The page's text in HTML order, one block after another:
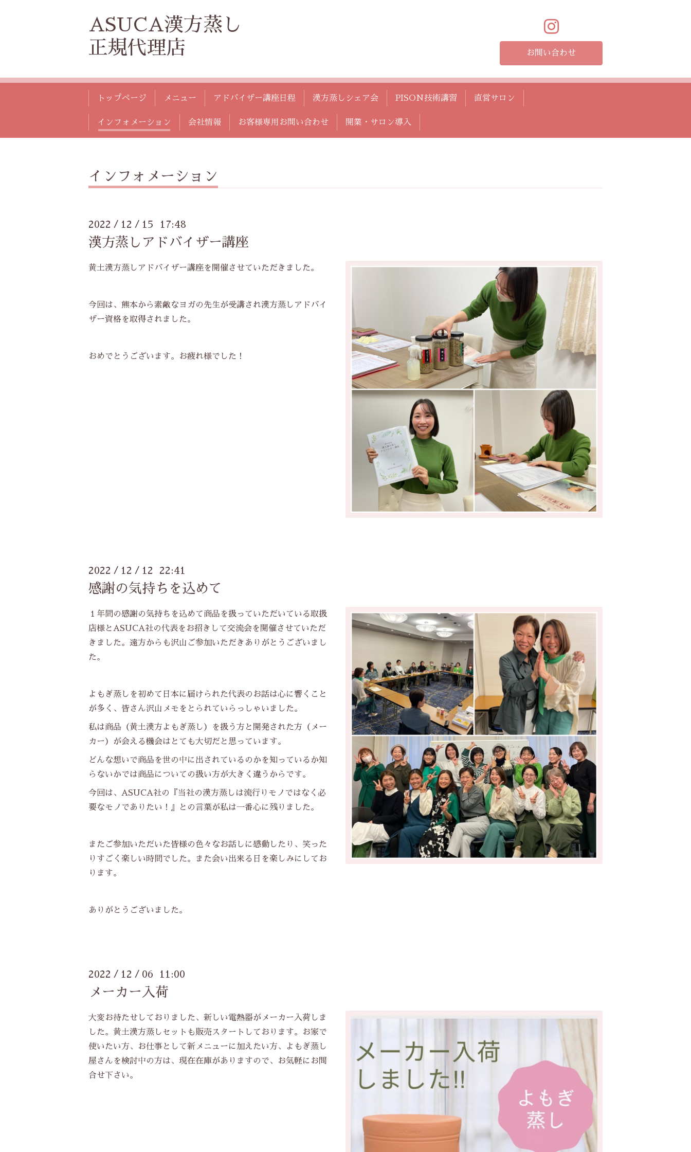
ASUCA漢方蒸し
正規代理店
お問い合わせ
トップページ メニュー アドバイザー講座日程 漢方蒸しシェア会 PISON技術講習 直営サロン
インフォメーション 会社情報 お客様専用お問い合わせ 開業・サロン導入
インフォメーション
2022 / 12 / 15 17:48
漢方蒸しアドバイザー講座
黄土漢方蒸しアドバイザー講座を開催させていただきました。
今回は、熊本から素敵なヨガの先生が受講され漢方蒸しアドバイ
ザー資格を取得されました。
おめでとうございます。お疲れ様でした！
2022 / 12 / 12 22:41
感謝の気持ちを込めて
１年間の感謝の気持ちを込めて商品を扱っていただいている取扱
店様とASUCA社の代表をお招きして交流会を開催させていただ
きました。遠方からも沢山ご参加いただきありがとうございまし
た。
よもぎ蒸しを初めて日本に届けられた代表のお話は心に響くこと
が多く、皆さん沢山メモをとられていらっしゃいました。
私は商品（黄土漢方よもぎ蒸し）を扱う方と開発された方（メー
カー）が会える機会はとても大切だと思っています。
どんな想いで商品を世の中に出されているのかを知っているか知
らないかでは商品についての扱い方が大きく違うからです。
今回は、ASUCA社の『当社の漢方蒸しは流行りモノではなく必
要なモノでありたい！』との言葉が私は一番心に残りました。
またご参加いただいた皆様の色々なお話しに感動したり、笑った
りすごく楽しい時間でした。また会い出来る日を楽しみにしてお
ります。
ありがとうございました。
2022 / 12 / 06 11:00
メーカー入荷
大変お待たせしておりました、新しい電熱器がメーカー入荷しま
した。黄土漢方蒸しセットも販売スタートしております。お家で
使いたい方、お仕事として新メニューに加えたい方、よもぎ蒸し
屋さんを検討中の方は、現在在庫がありますので、お気軽にお問
合せ下さい。